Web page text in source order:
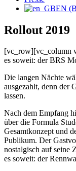
EN
Rollout 2019
[vc_row][vc_column
es soweit: der BRS
Die langen Nächte
ausgezahlt, denn der
lassen.
Nach dem Empfang
über die Formula
Gesamtkonzept und
Publikum. Der
nostalgisch auf seine
es soweit: der